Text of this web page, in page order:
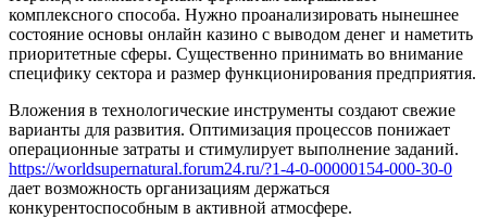
комплексного способа. Нужно проанализировать нынешнее
состояние основы онлайн казино с выводом денег и наметить
приоритетные сферы. Существенно принимать во внимание
специфику сектора и размер функционирования предприятия.
Вложения в технологические инструменты создают свежие
варианты для развития. Оптимизация процессов понижает
операционные затраты и стимулирует выполнение заданий.
https://worldsupernatural.forum24.ru/?1-4-0-00000154-000-30-0
дает возможность организациям держаться
конкурентоспособным в активной атмосфере.